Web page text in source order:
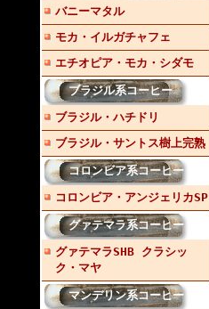
バニーマタル
モカ・イルガチャフェ
エチオピア・モカ・シダモ
ブラジル系コーヒー
ブラジル・ハチドリ
ブラジル・サントス樹上完熟
コロンビア系コーヒー
コロンビア・アンジェリカSP
グァテマラ系コーヒー
グァテマラSHB クラシッ
ク・マヤ
マンデリン系コーヒー